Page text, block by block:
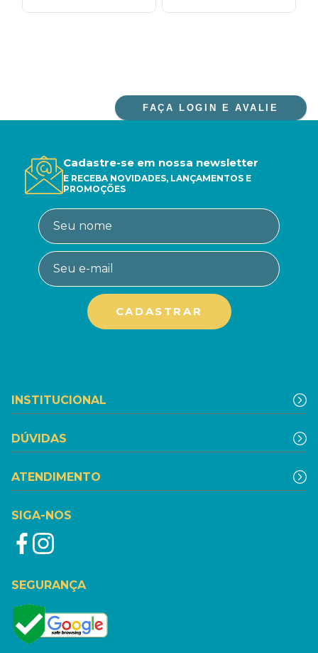
FAÇA LOGIN E AVALIE
Cadastre-se em nossa newsletter
E RECEBA NOVIDADES, LANÇAMENTOS E
PROMOÇÕES
INSTITUCIONAL
DÚVIDAS
ATENDIMENTO
SIGA-NOS
SEGURANÇA